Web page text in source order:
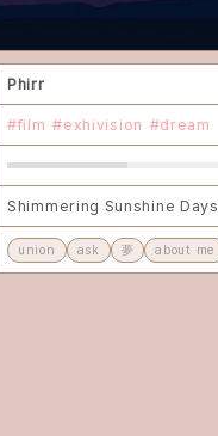
Phirr
#film #exhivision #dream
Shimmering Sunshine Days
union ask 夢 about me